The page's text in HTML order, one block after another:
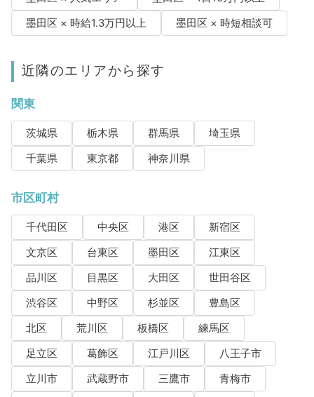
墨田区 × 時給1.3万円以上
墨田区 × 時短相談可
近隣のエリアから探す
関東
茨城県 栃木県 群馬県
埼玉県
千葉県
東京都 神奈川県
市区町村
千代田区 中央区 港区
新宿区
文京区
台東区 墨田区
江東区
品川区
目黒区 大田区
世田谷区
渋谷区
中野区 杉並区
豊島区
北区
荒川区 板橋区
練馬区
足立区
葛飾区 江戸川区
八王子市
立川市
武蔵野市 三鷹市
青梅市